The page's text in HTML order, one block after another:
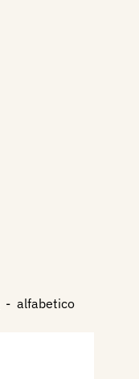
- alfabetico